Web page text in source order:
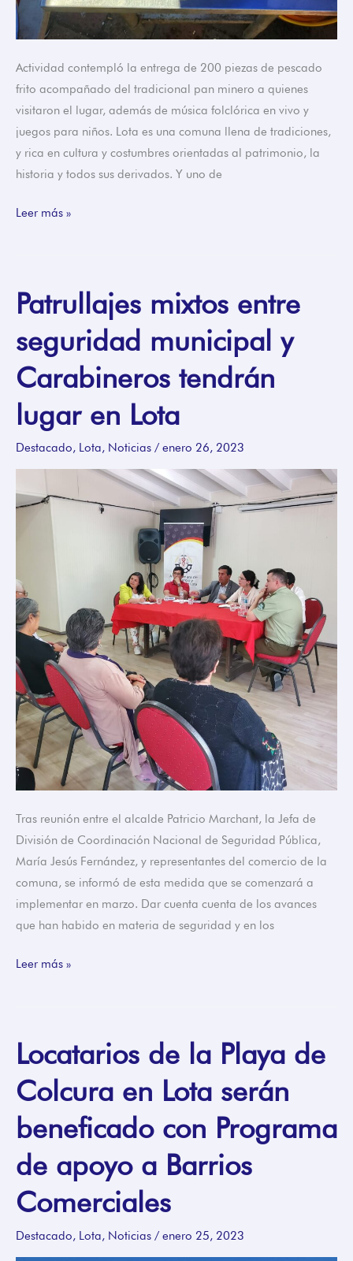
Actividad contempló la entrega de 200 piezas de pescado
frito acompañado del tradicional pan minero a quienes
visitaron el lugar, además de música folclórica en vivo y
juegos para niños. Lota es una comuna llena de tradiciones,
y rica en cultura y costumbres orientadas al patrimonio, la
historia y todos sus derivados. Y uno de
Leer más »
Patrullajes mixtos entre
seguridad municipal y
Carabineros tendrán
lugar en Lota
Destacado, Lota, Noticias / enero 26, 2023
Tras reunión entre el alcalde Patricio Marchant, la Jefa de
División de Coordinación Nacional de Seguridad Pública,
María Jesús Fernández, y representantes del comercio de la
comuna, se informó de esta medida que se comenzará a
implementar en marzo. Dar cuenta cuenta de los avances
que han habido en materia de seguridad y en los
Patrullajes
mixtos
entre
seguridad
municipal
y
Carabineros
tendrán
Lota
Leer más »
Locatarios de la Playa de
Colcura en Lota serán
beneficado con Programa
de apoyo a Barrios
Comerciales
Destacado, Lota, Noticias / enero 25, 2023
Locatarios
de
la
de
Colcura
en
Lota
serán
beneficado